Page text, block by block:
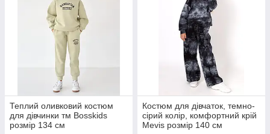
Теплий оливковий костюм
для дівчинки тм Bosskids
розмір 134 см
Костюм для дівчаток, темно-
сірий колір, комфортний крій
Mevis розмір 140 см